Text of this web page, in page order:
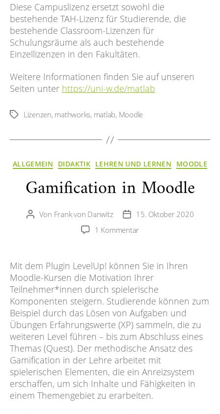
Diese Campuslizenz ersetzt sowohl die
bestehende TAH-Lizenz für Studierende, die
bestehende Classroom-Lizenzen für
Schulungsräume als auch bestehende
Einzellizenzen in den Fakultäten.
Weitere Informationen finden Sie auf unseren
Seiten unter https://uni-w.de/matlab
Schlagwörter
Lizenzen, mathworks, matlab, Moodle
Kategorien
ALLGEMEIN DIDAKTIK LEHREN UND LERNEN MOODLE
Gamification in Moodle
Beitragsautor
Von Frank von Danwitz Veröffentlichungsdatum
15. Oktober 2020
1 Kommentarzu
Moodle
Mit dem Plugin LevelUp! können Sie in Ihren
Moodle-Kursen die Motivation Ihrer
Teilnehmer*innen durch spielerische
Komponenten steigern. Studierende können zum
Beispiel durch das Lösen von Aufgaben und
Übungen Erfahrungswerte (XP) sammeln, die zu
weiteren Level führen – bis zum Abschluss eines
Themas (Quest). Der methodische Ansatz des
Gamification in der Lehre arbeitet mit
spielerischen Elementen, die ein Anreizsystem
erschaffen, um sich Inhalte und Fähigkeiten in
einem Themengebiet zu erarbeiten.